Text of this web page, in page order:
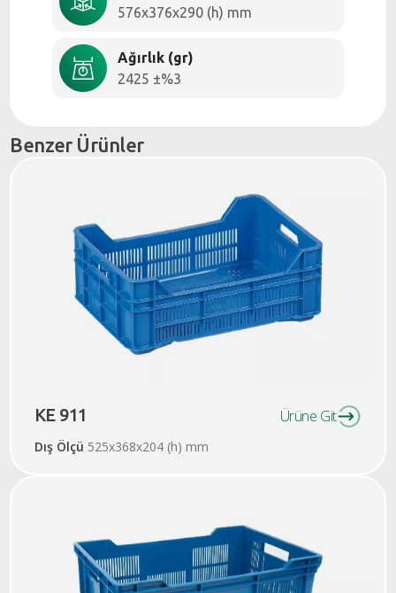
576x376x290 (h) mm
Ağırlık (gr)
2425 ±%3
Benzer Ürünler
KE 911
Dış Ölçü 525x368x204 (h) mm
Ürüne Git